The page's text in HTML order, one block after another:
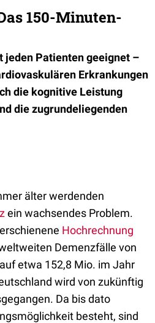
150-Minuten-
jeden Patienten geeignet –
Erkrankungen
die kognitive Leistung
die zugrundeliegenden
älter werdenden
ein wachsendes Problem.
erschienene Hochrechnung
Demenzfälle von
etwa 152,8 Mio. im Jahr
wird von zukünftig
Da bis dato
besteht, sind